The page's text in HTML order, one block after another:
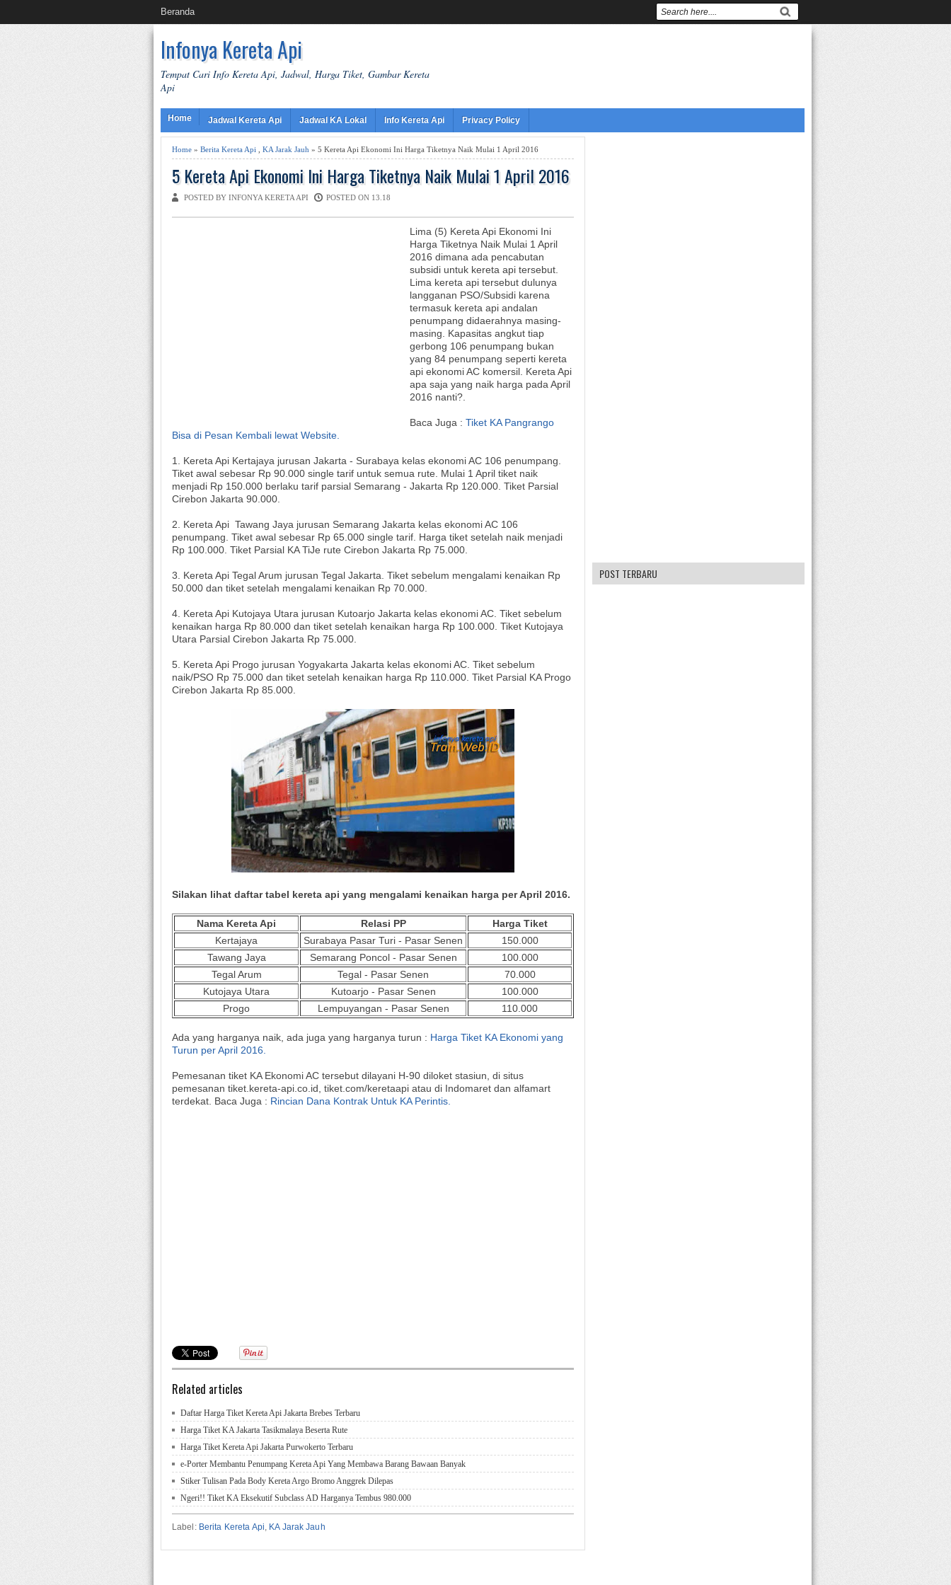
Beranda
Infonya Kereta Api
Tempat Cari Info Kereta Api, Jadwal, Harga Tiket, Gambar Kereta
Api
Home Jadwal Kereta Api Jadwal KA Lokal Info Kereta Api Privacy Policy
Home » Berita Kereta Api KA Jarak Jauh » 5 Kereta Api Ekonomi Ini Harga Tiketnya Naik Mulai 1 April 2016
5 Kereta Api Ekonomi Ini Harga Tiketnya Naik Mulai 1 April 2016
POSTED BY INFONYA KERETA API POSTED ON 13.18
Lima (5) Kereta Api Ekonomi Ini
Harga Tiketnya Naik Mulai 1 April
2016 dimana ada pencabutan
subsidi untuk kereta api tersebut.
Lima kereta api tersebut dulunya
langganan PSO/Subsidi karena
termasuk kereta api andalan
penumpang didaerahnya masing-
masing. Kapasitas angkut tiap
gerbong 106 penumpang bukan
yang 84 penumpang seperti kereta
api ekonomi AC komersil. Kereta Api
apa saja yang naik harga pada April
2016 nanti?.
Baca Juga : Tiket KA Pangrango
Bisa di Pesan Kembali lewat Website.
1. Kereta Api Kertajaya jurusan Jakarta - Surabaya kelas ekonomi AC 106 penumpang.
Tiket awal sebesar Rp 90.000 single tarif untuk semua rute. Mulai 1 April tiket naik
menjadi Rp 150.000 berlaku tarif parsial Semarang - Jakarta Rp 120.000. Tiket Parsial
Cirebon Jakarta 90.000.
2. Kereta Api Tawang Jaya jurusan Semarang Jakarta kelas ekonomi AC 106
penumpang. Tiket awal sebesar Rp 65.000 single tarif. Harga tiket setelah naik menjadi
Rp 100.000. Tiket Parsial KA TiJe rute Cirebon Jakarta Rp 75.000.
3. Kereta Api Tegal Arum jurusan Tegal Jakarta. Tiket sebelum mengalami kenaikan Rp
50.000 dan tiket setelah mengalami kenaikan Rp 70.000.
4. Kereta Api Kutojaya Utara jurusan Kutoarjo Jakarta kelas ekonomi AC. Tiket sebelum
kenaikan harga Rp 80.000 dan tiket setelah kenaikan harga Rp 100.000. Tiket Kutojaya
Utara Parsial Cirebon Jakarta Rp 75.000.
5. Kereta Api Progo jurusan Yogyakarta Jakarta kelas ekonomi AC. Tiket sebelum
naik/PSO Rp 75.000 dan tiket setelah kenaikan harga Rp 110.000. Tiket Parsial KA Progo
Cirebon Jakarta Rp 85.000.
Silakan lihat daftar tabel kereta api yang mengalami kenaikan harga per April 2016.
Nama Kereta Api Relasi PP
Harga Tiket
Kertajaya
Surabaya Pasar Turi - Pasar Senen
150.000
Tawang Jaya
Semarang Poncol - Pasar Senen
100.000
Tegal Arum
Tegal - Pasar Senen
70.000
Kutojaya Utara
Kutoarjo - Pasar Senen
100.000
Progo
Lempuyangan - Pasar Senen 110.000
Ada yang harganya naik, ada juga yang harganya turun : Harga Tiket KA Ekonomi yang
Turun per April 2016.
Pemesanan tiket KA Ekonomi AC tersebut dilayani H-90 diloket stasiun, di situs
pemesanan tiket.kereta-api.co.id, tiket.com/keretaapi atau di Indomaret dan alfamart
terdekat. Baca Juga : Rincian Dana Kontrak Untuk KA Perintis.
Related articles
Daftar Harga Tiket Kereta Api Jakarta Brebes Terbaru
Harga Tiket KA Jakarta Tasikmalaya Beserta Rute
Harga Tiket Kereta Api Jakarta Purwokerto Terbaru
e-Porter Membantu Penumpang Kereta Api Yang Membawa Barang Bawaan Banyak
Stiker Tulisan Pada Body Kereta Argo Bromo Anggrek Dilepas
Ngeri!! Tiket KA Eksekutif Subclass AD Harganya Tembus 980.000
Label: Berita Kereta Api KA Jarak Jauh
POST TERBARU